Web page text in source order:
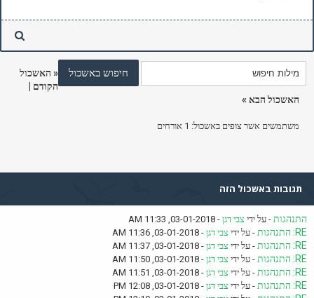
« האשכול
הקודם
האשכול הבא »
משתמשים אשר צופים באשכול: 1 אורחים
תגובות באשכול הזה
התנהגות - על ידי צבי דגן - 03-01-2018, 11:33 AM
RE: התנהגות - על ידי צבי דגן - 03-01-2018, 11:36 AM
RE: התנהגות - על ידי צבי דגן - 03-01-2018, 11:37 AM
RE: התנהגות - על ידי צבי דגן - 03-01-2018, 11:50 AM
RE: התנהגות - על ידי צבי דגן - 03-01-2018, 11:51 AM
RE: התנהגות - על ידי צבי דגן - 03-01-2018, 12:08 PM